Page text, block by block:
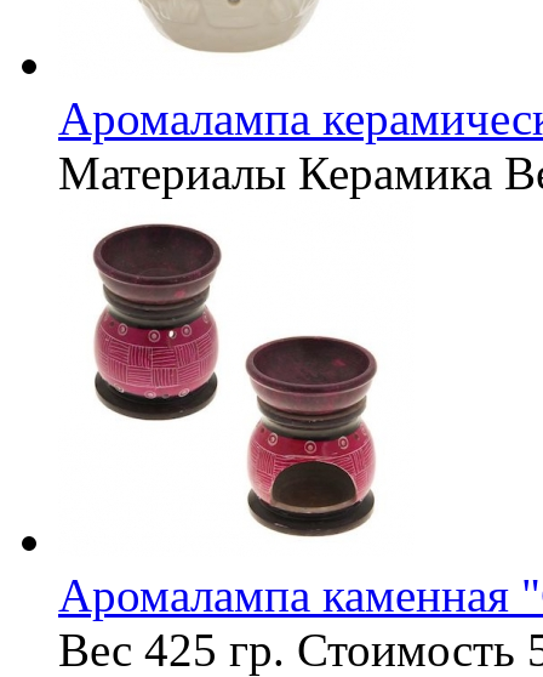
Аромалампа
Материалы Керамика
Аромалампа каменная
Вес 425 гр. Стоимость